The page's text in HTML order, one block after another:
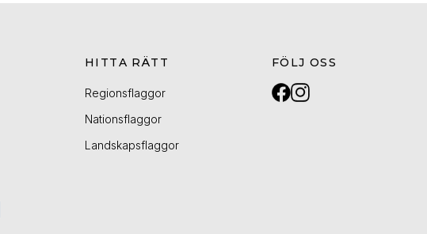
HITTA RÄTT
Regionsflaggor
Nationsflaggor
Landskapsflaggor
FÖLJ OSS